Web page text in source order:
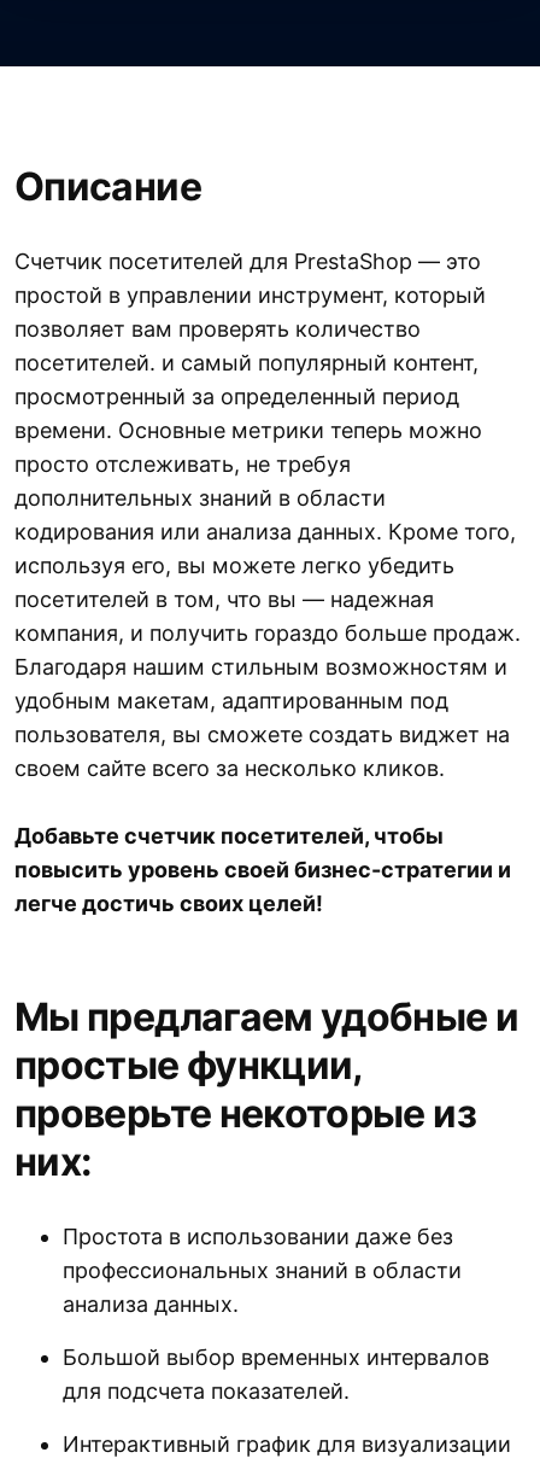
Описание
Счетчик посетителей для PrestaShop — это
простой в управлении инструмент, который
позволяет вам проверять количество
посетителей. и самый популярный контент,
просмотренный за определенный период
времени. Основные метрики теперь можно
просто отслеживать, не требуя
дополнительных знаний в области
кодирования или анализа данных. Кроме того,
используя его, вы можете легко убедить
посетителей в том, что вы — надежная
компания, и получить гораздо больше продаж.
Благодаря нашим стильным возможностям и
удобным макетам, адаптированным под
пользователя, вы сможете создать виджет на
своем сайте всего за несколько кликов.
Добавьте счетчик посетителей, чтобы
повысить уровень своей бизнес-стратегии и
легче достичь своих целей!
Мы предлагаем удобные и
простые функции,
проверьте некоторые из
них:
Простота в использовании даже без
профессиональных знаний в области
анализа данных.
Большой выбор временных интервалов
для подсчета показателей.
Интерактивный график для визуализации